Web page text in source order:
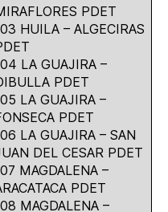
PDET
HUILA – ALGECIRAS
LA GUAJIRA –
PDET
LA GUAJIRA –
PDET
LA GUAJIRA – SAN
DEL CESAR PDET
MAGDALENA –
PDET
MAGDALENA –